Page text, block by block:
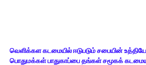
வெளிக்கள கடமையில் ஈடுபடும் சபையின்
பொதுமக்கள் பாதுகாப்பை தங்கள் சமூகக்